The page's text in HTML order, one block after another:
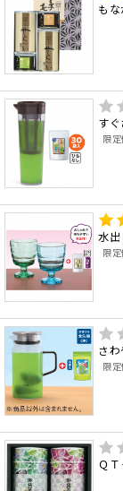
も
す
限
水出
限
さ
限
ＱＴ